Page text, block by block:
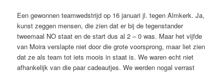
Een gewonnen teamwedstrijd op 16 januari jl. tegen Almkerk. Ja,
kunst zeggen mensen, die zien dat er bij de tegen­stan­der
tweemaal NO staat en de start dus al 2 – 0 was. Maar het vijfde
van Moira ver­slapte niet door die grote voor­sprong, maar liet zien
dat ze als team tot iets moois in staat is. We wa­ren echt niet
afhankelijk van die paar cadeautjes. We werden nogal verrast